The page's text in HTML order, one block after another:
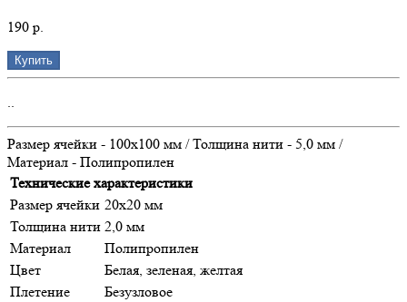
190 р.
Купить
..
Размер ячейки - 100х100 мм / Толщина нити - 5,0 мм /
Материал - Полипропилен
Технические характеристики
Размер ячейки 20х20 мм
Толщина нити 2,0 мм
Материал
Полипропилен
Цвет
Белая, зеленая, желтая
Плетение
Безузловое